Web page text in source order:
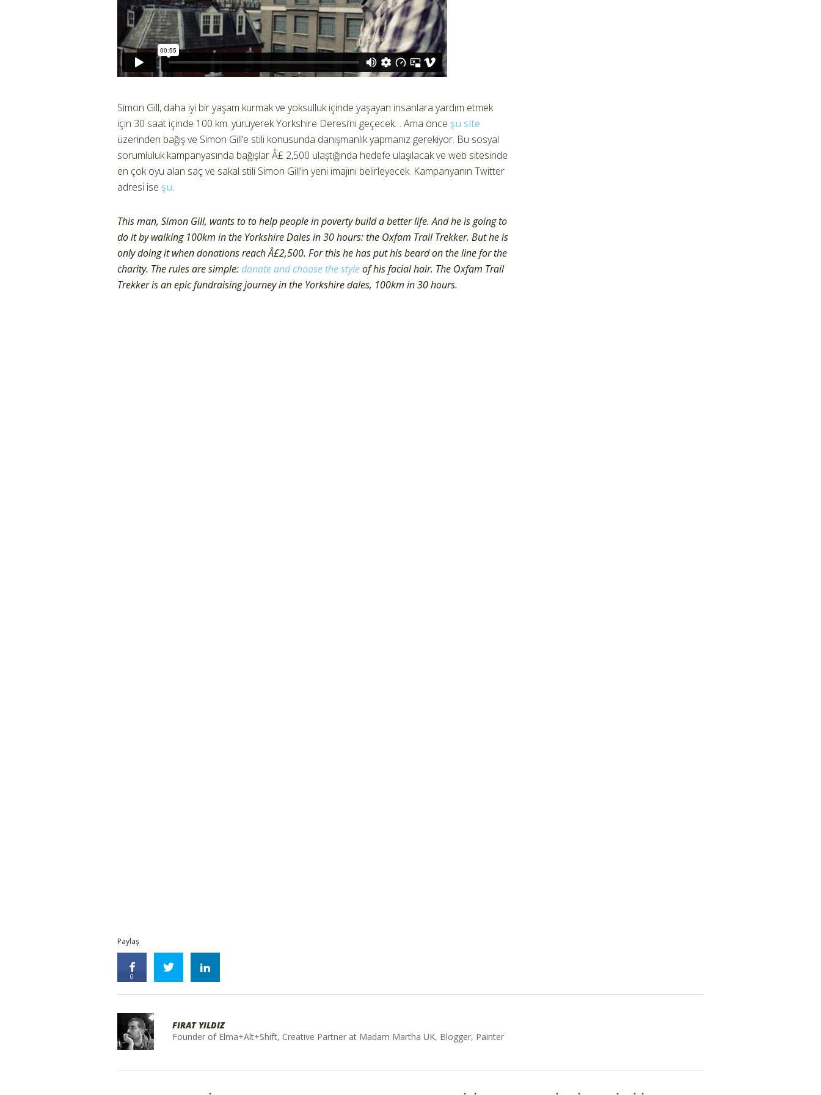
Simon Gill, daha iyi bir yaşam kurmak ve yoksulluk içinde yaşayan insanlara yardım etmek
için 30 saat içinde 100 km. yürüyerek Yorkshire Deresi’ni geçecek… Ama önce şu site
üzerinden bağış ve Simon Gill’e stili konusunda danışmanlık yapmanız gerekiyor. Bu sosyal
sorumluluk kampanyasında bağışlar Â£ 2,500 ulaştığında hedefe ulaşılacak ve web sitesinde
en çok oyu alan saç ve sakal stili Simon Gill’in yeni imajını belirleyecek. Kampanyanın Twitter
adresi ise şu.
This man, Simon Gill, wants to to help people in poverty build a better life. And he is going to
do it by walking 100km in the Yorkshire Dales in 30 hours: the Oxfam Trail Trekker. But he is
only doing it when donations reach Â£2,500. For this he has put his beard on the line for the
charity. The rules are simple:donate and choose the styleof his facial hair. The Oxfam Trail
Trekker is an epic fundraising journey in the Yorkshire dales, 100km in 30 hours.
Paylaş
0
FIRAT YILDIZ
Founder of Elma+Alt+Shift, Creative Partner at Madam Martha UK, Blogger, Painter